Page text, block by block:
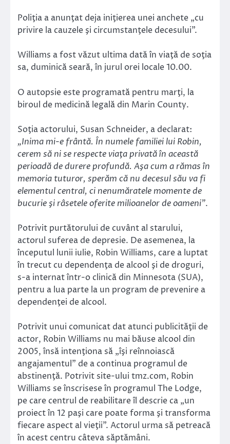
Poliţia a anunţat deja iniţierea unei anchete „cu
privire la cauzele şi circumstanţele decesului”.
Williams a fost văzut ultima dată în viaţă de soţia
sa, duminică seară, în jurul orei locale 10.00.
O autopsie este programată pentru marţi, la
biroul de medicină legală din Marin County.
Soţia actorului, Susan Schneider, a declarat:
„Inima mi-e frântă. În numele familiei lui Robin,
cerem să ni se respecte viaţa privată în această
perioadă de durere profundă. Aşa cum a rămas în
memoria tuturor, sperăm că nu decesul său va fi
elementul central, ci nenumăratele momente de
bucurie şi râsetele oferite milioanelor de oameni”.
Potrivit purtătorului de cuvânt al starului,
actorul suferea de depresie. De asemenea, la
începutul lunii iulie, Robin Williams, care a luptat
în trecut cu dependenţa de alcool şi de droguri,
s-a internat într-o clinică din Minnesota (SUA),
pentru a lua parte la un program de prevenire a
dependenţei de alcool.
Potrivit unui comunicat dat atunci publicităţii de
actor, Robin Williams nu mai băuse alcool din
2005, însă intenţiona să „îşi reînnoiască
angajamentul” de a continua programul de
abstinenţă. Potrivit site-ului tmz.com, Robin
Williams se înscrisese în programul The Lodge,
pe care centrul de reabilitare îl descrie ca „un
proiect în 12 paşi care poate forma şi transforma
fiecare aspect al vieţii”. Actorul urma să petreacă
în acest centru câteva săptămâni.